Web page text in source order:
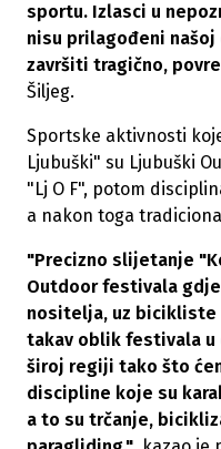
sportu. Izlasci u
nisu prilagođeni
završiti tragično,
Šiljeg.
Sportske aktivnosti
Ljubuški" su Ljubuški
"Lj O F", potom
a nakon toga
"Precizno slijetanje
Outdoor festivala
nositelja, uz bicikliste
takav oblik festivala u
široj regiji tako što
discipline koje su
a to su trčanje,